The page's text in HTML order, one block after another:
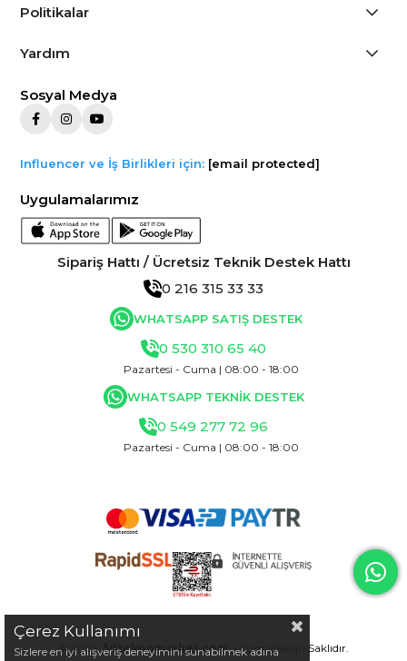
Politikalar
Yardım
Sosyal Medya
Influencer ve İş Birlikleri için: [email protected]
Uygulamalarımız
Sipariş Hattı / Ücretsiz Teknik Destek Hattı
0 216 315 33 33
WHATSAPP SATIŞ DESTEK
0 530 310 65 40
Pazartesi - Cuma | 08:00 - 18:00
WHATSAPP TEKNİK DESTEK
0 549 277 72 96
Pazartesi - Cuma | 08:00 - 18:00
© 2025 3dteknomarket.com - Tüm Hakları Saklıdır.
Çerez Kullanımı
Sizlere en iyi alışveriş deneyimini sunabilmek adına